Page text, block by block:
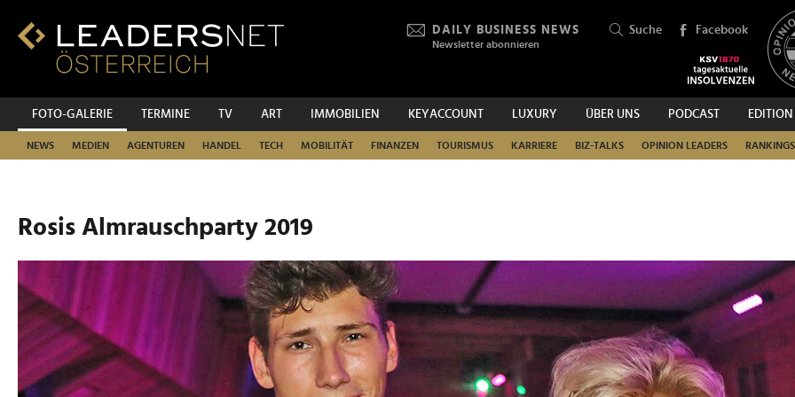
Inhalt
Fußzeilen-
Hauptnavigation
DAILY BUSINESS NEWS
Newsletter abonnieren
Suche Facebook
FOTO-GALERIE TERMINE TV ART IMMOBILIEN KEYACCOUNT LUXURY ÜBER UNS PODCAST EDITION
NEWS MEDIEN AGENTUREN HANDEL TECH MOBILITÄT FINANZEN TOURISMUS KARRIERE BIZ-TALKS OPINION LEADERS RANKINGS
SUCHEN
Rosis Almrauschparty 2019